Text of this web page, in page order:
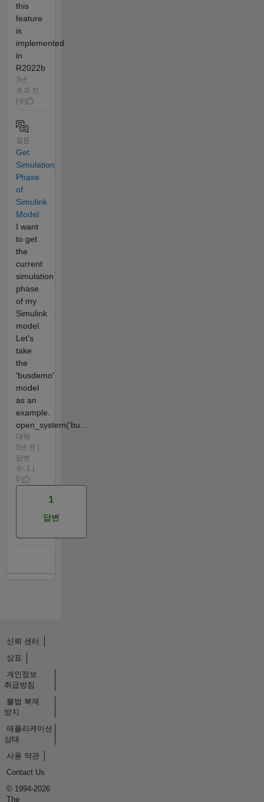
this
feature
is
implemented
in
R2022b
3년
초과 전
| 0
질문
Get
Simulation
Phase
of
Simulink
Model
I want
to get
the
current
simulation
phase
of my
Simulink
model.
Let's
take
the
'busdemo'
model
as an
example.
open_system('bu...
대략
5년 전 |
답변
수: 1 |
0
1
답변
신뢰 센터
상표
개인정보
취급방침
불법 복제
방지
애플리케이션
상태
사용 약관
Contact Us
© 1994-2026
The